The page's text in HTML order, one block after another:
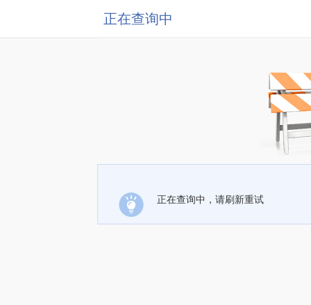
正在查询中
正在查询中，请刷新重试